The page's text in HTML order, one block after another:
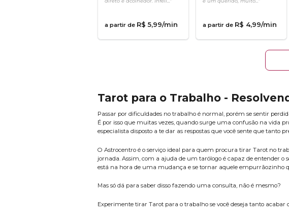
a partir de R$ 5,99/min a partir de R$ 4,99/min
Tarot para o Trabalho -
Passar por dificuldades no trabalho é normal, porém se sentir
É por isso que muitas vezes, quando surge uma confusão na vida
especialista disposto a te dar as respostas que você sente que tanto
O Astrocentro é o serviço ideal para quem procura tirar Tarot no
jornada. Assim, com a ajuda de um tarólogo é capaz de entender
está na hora de uma mudança e se tornar aquele empurrãozinho
Mas só dá para saber disso fazendo uma consulta, não é mesmo?
Experimente tirar Tarot para o trabalho se você deseja tanto